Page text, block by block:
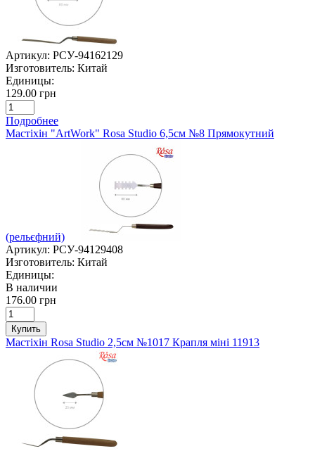
Артикул: РСУ-94162129
Изготовитель: Китай
Единицы:
129.00 грн
Подробнее
Мастіхін "ArtWork" Rosa Studio 6,5см №8 Прямокутний
(рельєфний)
Артикул: РСУ-94129408
Изготовитель: Китай
Единицы:
В наличии
176.00 грн
Купить
Мастіхін Rosa Studio 2,5см №1017 Крапля міні 11913